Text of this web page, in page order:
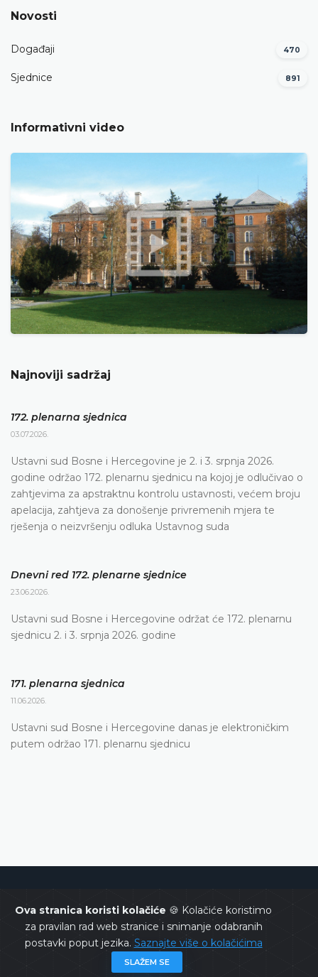
Ova stranica koristi kolačiće 🍪 Kolačiće koristimo
za pravilan rad web stranice i snimanje odabranih
postavki poput jezika. Saznajte više o kolačićima
SLAŽEM SE
Novosti
Događaji 470
Sjednice 891
Informativni video
Najnoviji sadržaj
172. plenarna sjednica
03.07.2026.
Ustavni sud Bosne i Hercegovine je 2. i 3. srpnja 2026.
godine održao 172. plenarnu sjednicu na kojoj je odlučivao o
zahtjevima za apstraktnu kontrolu ustavnosti, većem broju
apelacija, zahtjeva za donošenje privremenih mjera te
rješenja o neizvršenju odluka Ustavnog suda
Dnevni red 172. plenarne sjednice
23.06.2026.
Ustavni sud Bosne i Hercegovine održat će 172. plenarnu
sjednicu 2. i 3. srpnja 2026. godine
171. plenarna sjednica
11.06.2026.
Ustavni sud Bosne i Hercegovine danas je elektroničkim
putem održao 171. plenarnu sjednicu
Ustavni sud BiH